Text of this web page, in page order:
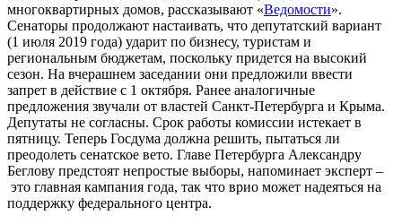
многоквартирных домов, рассказывают «Ведомости».
Сенаторы продолжают настаивать, что депутатский вариант
(1 июля 2019 года) ударит по бизнесу, туристам и
региональным бюджетам, поскольку придется на высокий
сезон. На вчерашнем заседании они предложили ввести
запрет в действие с 1 октября. Ранее аналогичные
предложения звучали от властей Санкт-Петербурга и Крыма.
Депутаты не согласны. Срок работы комиссии истекает в
пятницу. Теперь Госдума должна решить, пытаться ли
преодолеть сенатское вето. Главе Петербурга Александру
Беглову предстоят непростые выборы, напоминает эксперт –
это главная кампания года, так что врио может надеяться на
поддержку федерального центра.